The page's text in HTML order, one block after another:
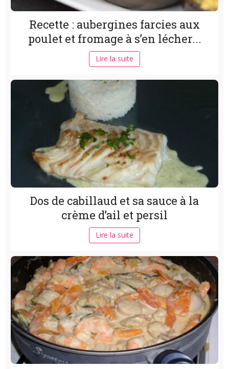
Recette : aubergines farcies aux
poulet et fromage à s’en lécher...
Lire la suite
Dos de cabillaud et sa sauce à la
crème d’ail et persil
Lire la suite